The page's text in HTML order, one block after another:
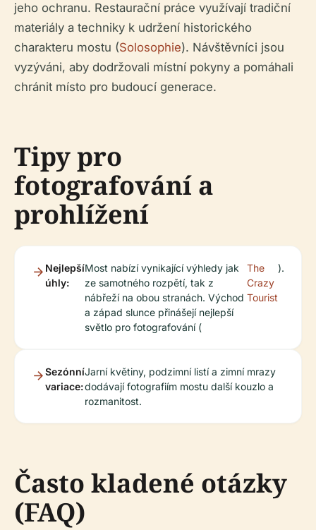
jeho ochranu. Restaurační práce využívají tradiční
materiály a techniky k udržení historického
charakteru mostu (Solosophie). Návštěvníci jsou
vyzýváni, aby dodržovali místní pokyny a pomáhali
chránit místo pro budoucí generace.
Tipy pro
fotografování a
prohlížení
Nejlepší
úhly:
Most nabízí vynikající výhledy jak
ze samotného rozpětí, tak z
nábřeží na obou stranách. Východ
a západ slunce přinášejí nejlepší
světlo pro fotografování (
The
Crazy
Tourist
).
Sezónní
variace:
Jarní květiny, podzimní listí a zimní mrazy
dodávají fotografiím mostu další kouzlo a
rozmanitost.
Často kladené otázky
(FAQ)